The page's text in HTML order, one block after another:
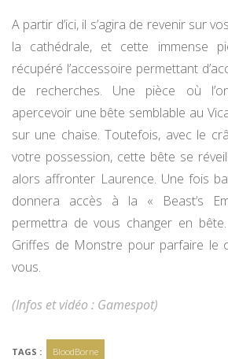
A partir d’ici, il s’agira de revenir sur
la cathédrale, et cette immense
récupéré l’accessoire permettant
de recherches. Une pièce où
apercevoir une bête semblable au
sur une chaise. Toutefois, avec le
votre possession, cette bête se
alors affronter Laurence. Une fois
donnera accès à la « Beast’s
permettra de vous changer en
Griffes de Monstre pour parfaire le
vous.
(Infos et vidéo : Gamespot)
TAGS : BloodBorne